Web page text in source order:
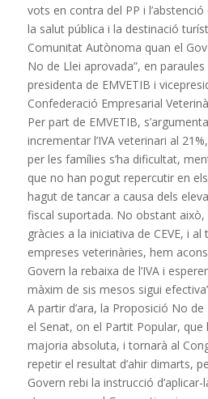
vots en contra del PP i
la salut pública i la destinació
Comunitat Autònoma quan el
No de Llei aprovada”, en
presidenta de EMVETIB i
Confederació Empresarial
Per part de EMVETIB,
incrementar l’IVA veterinari al
per les famílies s’ha dificultat,
que no han pogut repercutir en
hagut de tancar a causa dels
fiscal suportada. No obstant això,
gràcies a la iniciativa de CEVE, i
empreses veterinàries, hem
Govern la rebaixa de l’IVA i
màxim de sis mesos sigui
A partir d’ara, la Proposició No
el Senat, on el Partit Popular,
majoria absoluta, i tornarà al
repetir el resultat d’ahir dimarts,
Govern rebi la instrucció d’aplicar-